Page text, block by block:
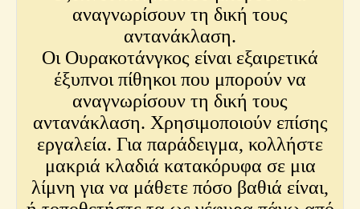
αναγνωρίσουν τη δική τους
αντανάκλαση.
Οι Ουρακοτάνγκος είναι εξαιρετικά
έξυπνοι πίθηκοι που μπορούν να
αναγνωρίσουν τη δική τους
αντανάκλαση. Χρησιμοποιούν επίσης
εργαλεία. Για παράδειγμα, κολλήστε
μακριά κλαδιά κατακόρυφα σε μια
λίμνη για να μάθετε πόσο βαθιά είναι,